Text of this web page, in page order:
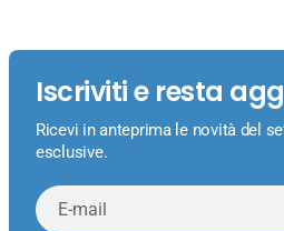
Iscriviti e resta
Ricevi in anteprima le novità del
esclusive.
E-
mail